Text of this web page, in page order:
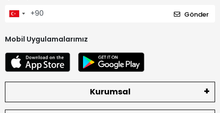
Gönder
Mobil Uygulamalarımız
Kurumsal